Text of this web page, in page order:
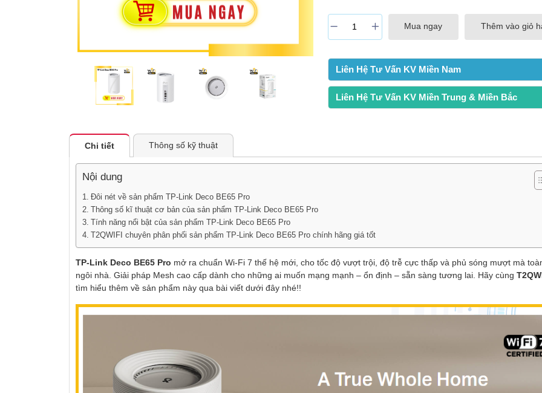
Mua ngay Thêm vào giỏ
Liên Hệ Tư Vấn KV Miền Nam
Liên Hệ Tư Vấn KV Miền Trung & Miền Bắc
Chi tiết Thông số kỹ thuật
Nội dung
Đôi nét về sản phẩm TP-Link Deco BE65 Pro
Thông số kĩ thuật cơ bản của sản phẩm TP-Link Deco BE65 Pro
Tính năng nổi bật của sản phẩm TP-Link Deco BE65 Pro
T2QWIFI chuyên phân phối sản phẩm TP-Link Deco BE65 Pro chính hãng giá tốt
TP-Link Deco BE65 Pro mở ra chuẩn Wi-Fi 7 thế hệ mới, cho tốc độ vượt trội, độ trễ cực thấp và phủ sóng mượt mà
ngôi nhà. Giải pháp Mesh cao cấp dành cho những ai muốn mạng mạnh – ổn định – sẵn sàng tương lai. Hãy cùng
tìm hiểu thêm về sản phẩm này qua bài viết dưới đây nhé!!